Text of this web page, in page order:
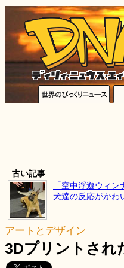
古い記事
「空中浮遊ウィ
犬達の反応がかわ
アートとデザイン
3Dプリントされ